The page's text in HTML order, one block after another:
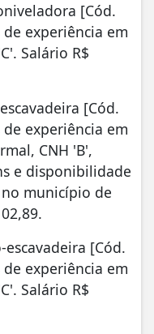
[Cód.
de experiência em
Salário R$
[Cód.
de experiência em
CNH 'B',
e disponibilidade
município de
[Cód.
de experiência em
Salário R$